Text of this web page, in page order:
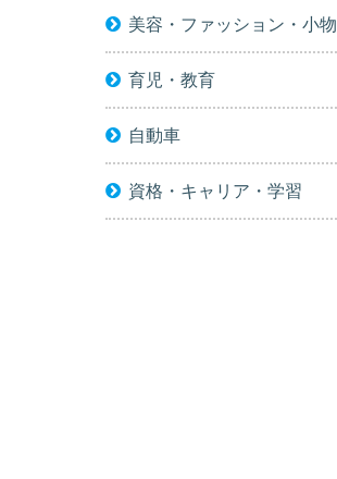
美容・ファッション・小物
育児・教育
自動車
資格・キャリア・学習